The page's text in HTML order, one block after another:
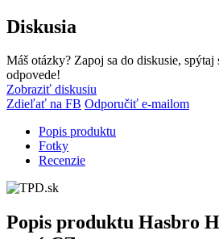
Diskusia
Máš otázky? Zapoj sa do diskusie, spýtaj
odpovede!
Zobraziť diskusiu
Zdieľať na FB Odporučiť e-mailom
Popis produktu
Fotky
Recenzie
Popis produktu Hasbro